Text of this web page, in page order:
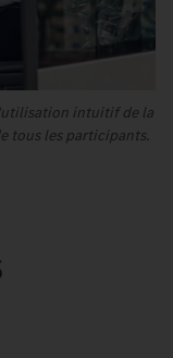
intuitif de la
tous les participants.